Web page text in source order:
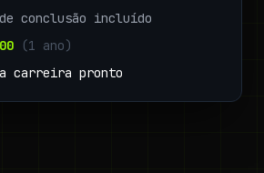
conclusão incluído
(1 ano)
carreira pronto